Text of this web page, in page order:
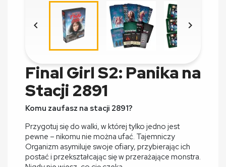
 
Final Girl S2: Panika na
Stacji 2891
Komu zaufasz na stacji 2891?
Przygotuj się do walki, w której tylko jedno jest
pewne – nikomu nie można ufać. Tajemniczy
Organizm asymiluje swoje ofiary, przybierając ich
postać i przekształcając się w przerażające monstra.